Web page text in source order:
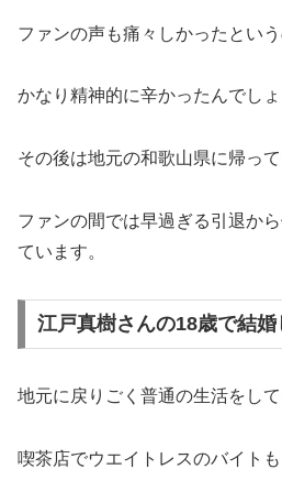
ファンの声も痛々しかったという
かなり精神的に辛かったんでしょ
その後は地元の和歌山県に帰って
ファンの間では早過ぎる引退か
ています。
江戸真樹さんの18歳で結婚
地元に戻りごく普通の生活をして
喫茶店でウエイトレスのバイトも